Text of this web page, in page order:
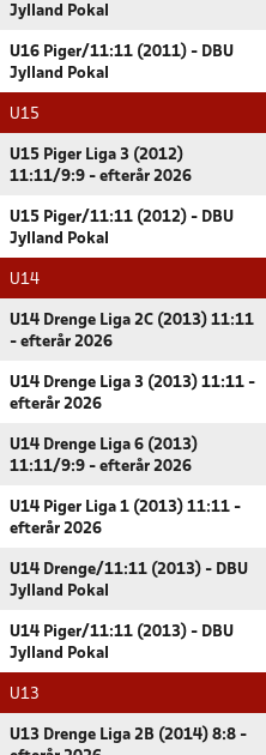
Jylland Pokal
U16 Piger/11:11 (2011) - DBU
Jylland Pokal
U15
U15 Piger Liga 3 (2012)
11:11/9:9 - efterår 2026
U15 Piger/11:11 (2012) - DBU
Jylland Pokal
U14
U14 Drenge Liga 2C (2013) 11:11
- efterår 2026
U14 Drenge Liga 3 (2013) 11:11 -
efterår 2026
U14 Drenge Liga 6 (2013)
11:11/9:9 - efterår 2026
U14 Piger Liga 1 (2013) 11:11 -
efterår 2026
U14 Drenge/11:11 (2013) - DBU
Jylland Pokal
U14 Piger/11:11 (2013) - DBU
Jylland Pokal
U13
U13 Drenge Liga 2B (2014) 8:8 -